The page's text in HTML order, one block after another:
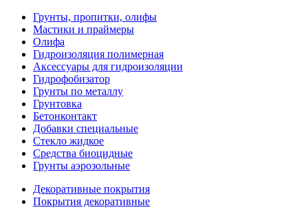
Грунты, пропитки, олифы
Мастики и праймеры
Олифа
Гидроизоляция полимерная
Аксессуары для гидроизоляции
Гидрофобизатор
Грунты по металлу
Грунтовка
Бетонконтакт
Добавки специальные
Стекло жидкое
Средства биоцидные
Грунты аэрозольные
Декоративные покрытия
Покрытия декоративные